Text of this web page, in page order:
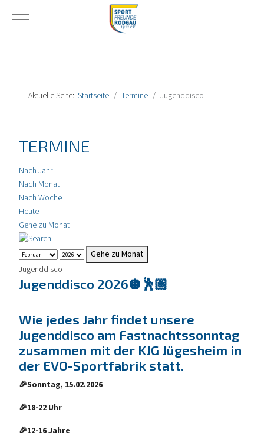
Mobile Menu Toggle
Aktuelle Seite: Startseite Termine Jugenddisco
TERMINE
Nach Jahr
Nach Monat
Nach Woche
Heute
Gehe zu Monat
Gehe zu Monat
Jugenddisco
Jugenddisco 2026🪩🕺🏽
Wie jedes Jahr findet unsere
Jugenddisco am Fastnachtssonntag
zusammen mit der KJG Jügesheim in
der EVO-Sportfabrik statt.
🎉Sonntag, 15.02.2026
🎉18-22 Uhr
🎉12-16 Jahre